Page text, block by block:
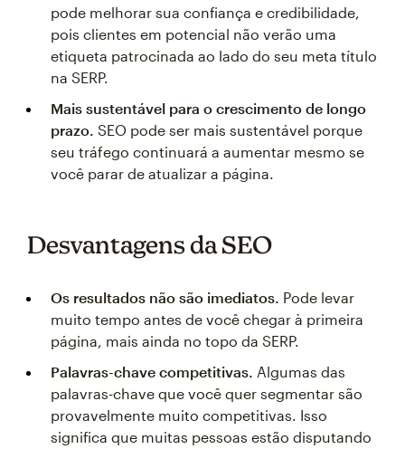
pode melhorar sua confiança e credibilidade,
pois clientes em potencial não verão uma
etiqueta patrocinada ao lado do seu meta título
na SERP.
Mais sustentável para o crescimento de longo
prazo. SEO pode ser mais sustentável porque
seu tráfego continuará a aumentar mesmo se
você parar de atualizar a página.
Desvantagens da SEO
Os resultados não são imediatos. Pode levar
muito tempo antes de você chegar à primeira
página, mais ainda no topo da SERP.
Palavras-chave competitivas. Algumas das
palavras-chave que você quer segmentar são
provavelmente muito competitivas. Isso
significa que muitas pessoas estão disputando